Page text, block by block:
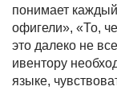
понимает
офигели», «То,
это далеко не
ивентору
языке,